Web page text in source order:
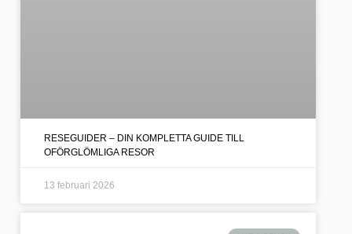
RESEGUIDER – DIN KOMPLETTA GUIDE TILL
OFÖRGLÖMLIGA RESOR
13 februari 2026